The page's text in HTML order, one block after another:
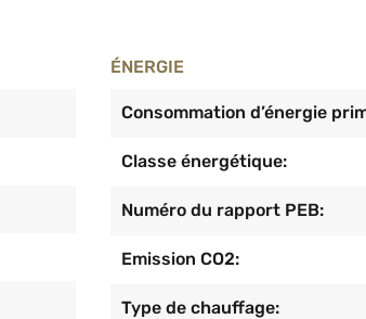
ÉNERGIE
Consommation d’énergie
Classe énergétique:
Numéro du rapport PEB:
Emission CO2:
Type de chauffage: